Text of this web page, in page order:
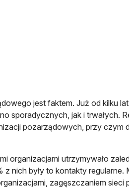
jest faktem. Już od kilku
sporadycznych, jak i trwałych.
pozarządowych, przy czym
organizacjami utrzymywało
nich były to kontakty regularne.
zagęszczaniem sieci